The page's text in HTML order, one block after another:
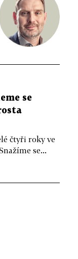
se
čtyři roky ve
se...